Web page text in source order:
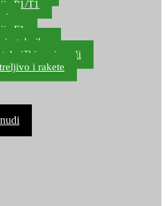
P1/T1
F1
proizvodi
i rakete